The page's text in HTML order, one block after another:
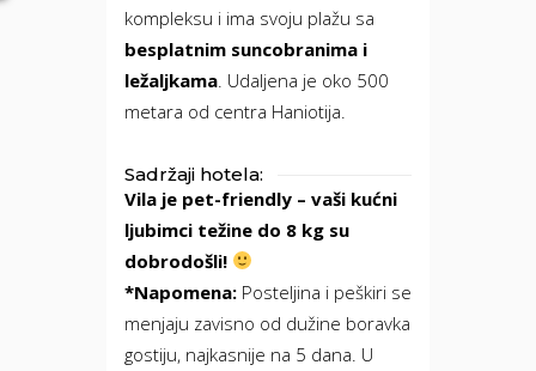
kompleksu i ima svoju plažu sa
besplatnim suncobranima i
ležaljkama . Udaljena je oko 500
metara od centra Haniotija.
Sadržaji hotela:
Vila je pet-friendly – vaši kućni
ljubimci težine do 8 kg su
dobrodošli!
*Napomena: Posteljina i peškiri se
menjaju zavisno od dužine boravka
gostiju, najkasnije na 5 dana. U